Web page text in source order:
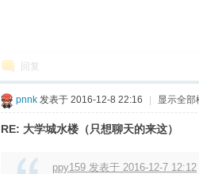
回复
pnnk 发表于 2016-12-8 22:16 | 显示全部
RE: 大学城水楼（只想聊天的来这）
ppy159 发表于 2016-12-7 12:12